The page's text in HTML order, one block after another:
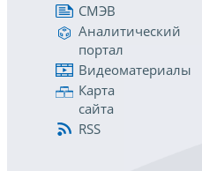
СМЭВ
Аналитический
портал
Видеоматериалы
Карта
сайта
RSS